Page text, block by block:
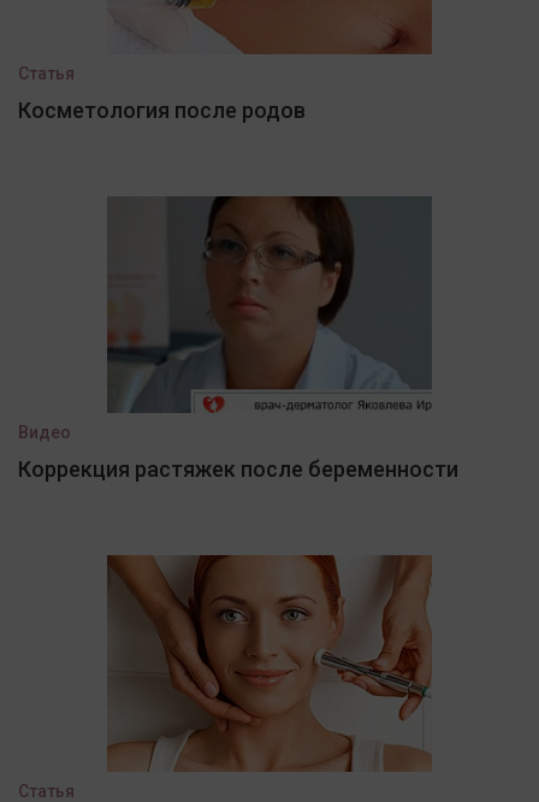
Статья
Косметология после родов
Видео
Коррекция растяжек после беременности
Статья